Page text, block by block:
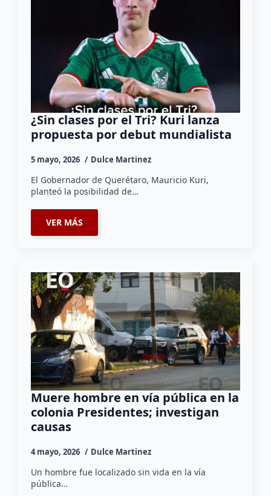
¿Sin clases por el Tri? Kuri lanza
propuesta por debut mundialista
5 mayo, 2026 Dulce Martinez
El Gobernador de Querétaro, Mauricio Kuri,
planteó la posibilidad de…
VER MÁS
Muere hombre en vía pública en la
colonia Presidentes; investigan
causas
4 mayo, 2026 Dulce Martinez
Un hombre fue localizado sin vida en la vía
pública…